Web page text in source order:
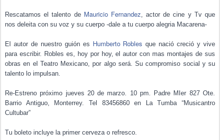
Rescatamos el talento de Mauricio Fernandez, actor de cine y Tv que
nos deleita con su voz y su cuerpo -dale a tu cuerpo alegria Macarena-
El autor de nuestro guión es Humberto Robles que nació creció y vive
para escribir. Robles es, hoy por hoy, el autor con mas montajes de sus
obras en el Teatro Mexicano, por algo será. Su compromiso social y su
talento lo impulsan.
Re-Estreno próximo jueves 20 de marzo. 10 pm. Padre MIer 827 Ote.
Barrio Antiguo, Monterrey. Tel 83456860 en La Tumba “Musicantro
Cultubar”
Tu boleto incluye la primer cerveza o refresco.